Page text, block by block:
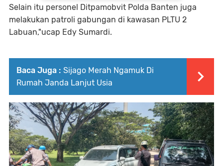
Selain itu personel Ditpamobvit Polda Banten juga
melakukan patroli gabungan di kawasan PLTU 2
Labuan,"ucap Edy Sumardi.
Baca Juga : Sijago Merah Ngamuk Di
Rumah Janda Lanjut Usia